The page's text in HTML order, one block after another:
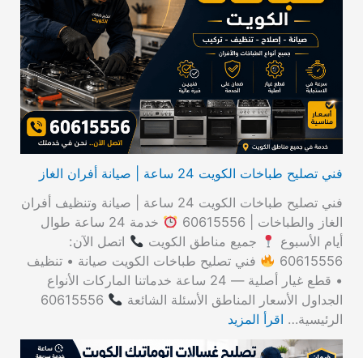
فني تصليح طباخات الكويت 24 ساعة | صيانة أفران الغاز
فني تصليح طباخات الكويت 24 ساعة | صيانة وتنظيف أفران
الغاز والطباخات | 60615556
خدمة 24 ساعة طوال
أيام الأسبوع
جميع مناطق الكويت
اتصل الآن:
60615556
فني تصليح طباخات الكويت صيانة • تنظيف
• قطع غيار أصلية — 24 ساعة خدماتنا الماركات الأنواع
الجداول الأسعار المناطق الأسئلة الشائعة
60615556
الرئيسية… اقرأ المزيد